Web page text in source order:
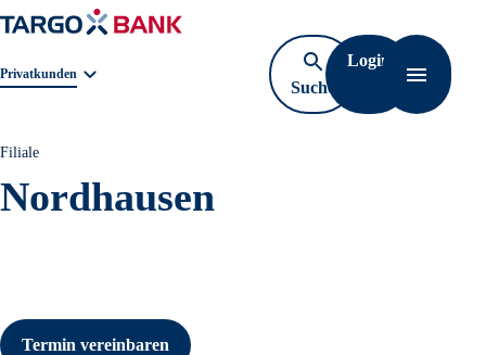
Geschäftsbereichnavigation. Aktuelle Auswahl:
Privatkunden
Suche
öffnen
Login
Filiale
Nordhausen
Termin vereinbaren